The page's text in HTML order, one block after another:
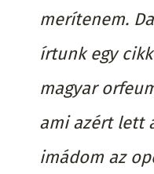
merítenem.
írtunk egy
magyar
ami azért lett
imádom az